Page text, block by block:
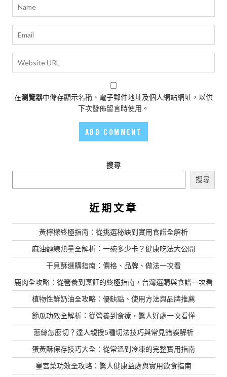
在瀏覽器中儲存顯示名稱、電子郵件地址及個人網站網址，以供
下次發佈留言時使用。
搜尋
搜尋
近期文章
黃檸檬終極指南：從挑選秘訣到實用食譜全解析
麻油麵線熱量全解析：一碗多少卡？健康吃法大公開
干貝酥選購指南：價格、品牌、做法一次看
鹿肉全攻略：從營養到烹飪的終極指南，台灣選購與食譜一次看
植物性鮮奶油全攻略：優缺點、使用方法與品牌推薦
節瓜功效全解析：從營養到食療，驚人好處一次看懂
蔥絲怎麼切？達人親授5種切法技巧與常見錯誤解析
蛋黃酥保存技巧大全：從常溫到冷凍的完整實用指南
皇宮菜功效全攻略：驚人健康益處與實用飲食指南